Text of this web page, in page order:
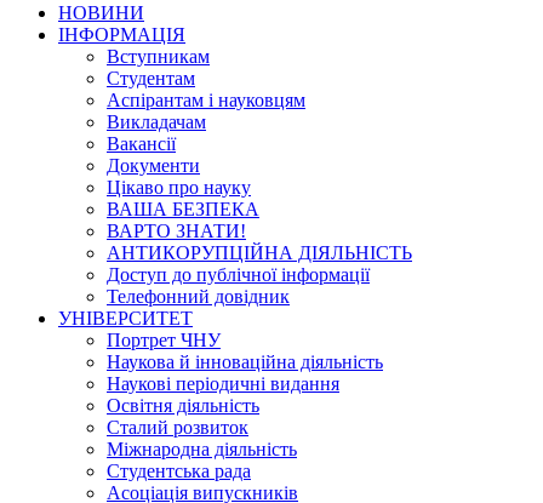
НОВИНИ
ІНФОРМАЦІЯ
Вступникам
Студентам
Аспірантам і науковцям
Викладачам
Вакансії
Документи
Цікаво про науку
ВАША БЕЗПЕКА
ВАРТО ЗНАТИ!
АНТИКОРУПЦІЙНА ДІЯЛЬНІСТЬ
Доступ до публічної інформації
Телефонний довідник
УНІВЕРСИТЕТ
Портрет ЧНУ
Наукова й інноваційна діяльність
Наукові періодичні видання
Освітня діяльність
Сталий розвиток
Міжнародна діяльність
Студентська рада
Асоціація випускників